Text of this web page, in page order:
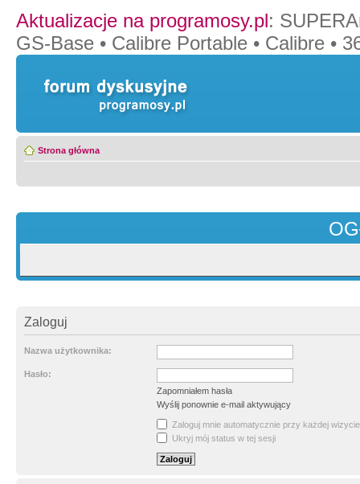
Aktualizacje na programosy.pl:
GS-Base • Calibre Portable • Calibre •
Strona główna
Zaloguj
Nazwa użytkownika:
Hasło:
Zapomniałem hasła
Wyślij ponownie e-mail aktywujący
Zaloguj mnie automatycznie przy każdej wizycie
Ukryj mój status w tej sesji